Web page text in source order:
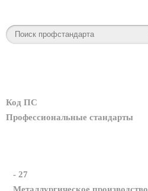
Код ПС
Профессиональные стандарты
- 27
Металлургическое производство